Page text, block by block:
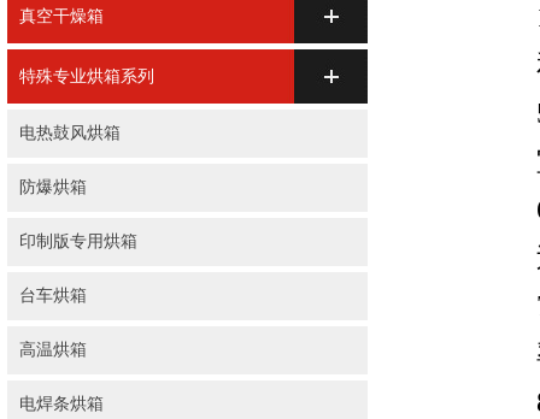
真空干燥箱
特殊专业烘箱系列
电热鼓风烘箱
防爆烘箱
印制版专用烘箱
台车烘箱
高温烘箱
电焊条烘箱